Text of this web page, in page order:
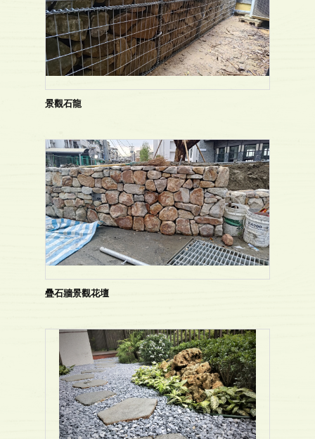
景觀石龍
疊石牆景觀花壇